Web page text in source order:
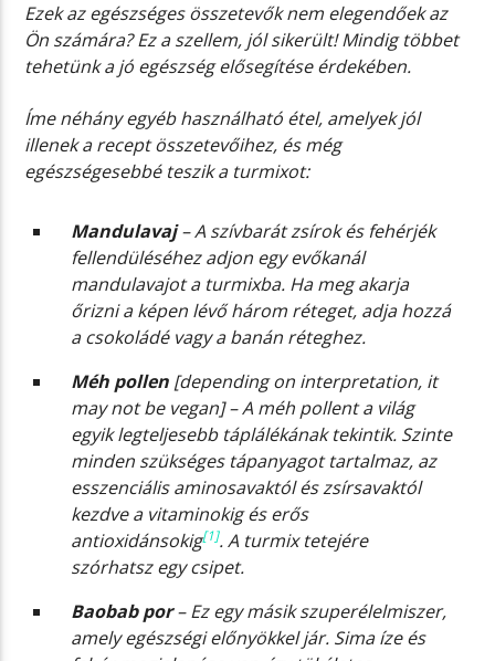
Ezek az egészséges összetevők nem elegendőek az
Ön számára? Ez a szellem, jól sikerült! Mindig többet
tehetünk a jó egészség elősegítése érdekében.
Íme néhány egyéb használható étel, amelyek jól
illenek a recept összetevőihez, és még
egészségesebbé teszik a turmixot:
Mandulavaj– A szívbarát zsírok és fehérjék
fellendüléséhez adjon egy evőkanál
mandulavajot a turmixba. Ha meg akarja
őrizni a képen lévő három réteget, adja hozzá
a csokoládé vagy a banán réteghez.
Méh pollen [depending on interpretation, it
may not be vegan] – A méh pollent a világ
egyik legteljesebb táplálékának tekintik. Szinte
minden szükséges tápanyagot tartalmaz, az
esszenciális aminosavaktól és zsírsavaktól
kezdve a vitaminokig és erős
antioxidánsokig[1]. A turmix tetejére
szórhatsz egy csipet.
Baobab por– Ez egy másik szuperélelmiszer,
amely egészségi előnyökkel jár. Sima íze és